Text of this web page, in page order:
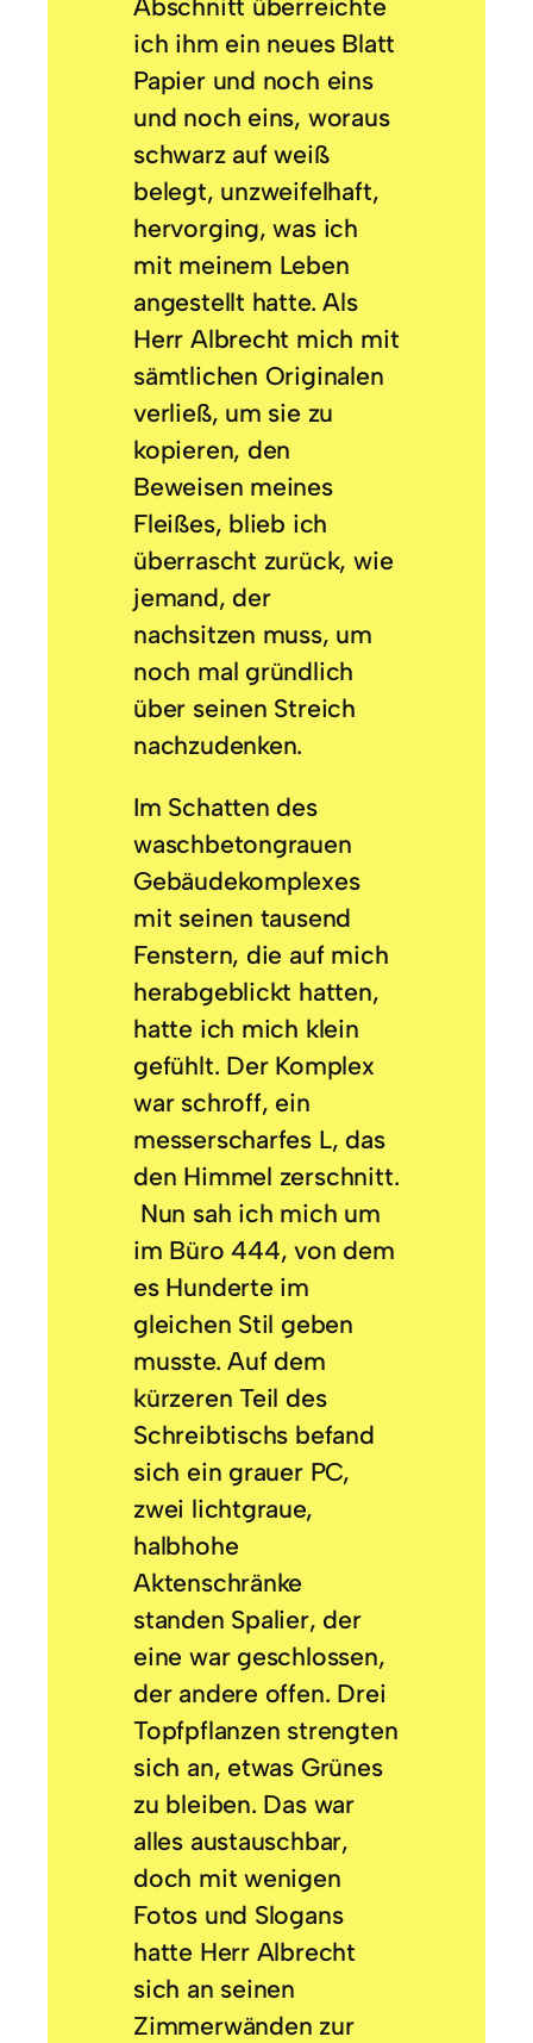
Abschnitt überreichte
ich ihm ein neues Blatt
Papier und noch eins
und noch eins, woraus
schwarz auf weiß
belegt, unzweifelhaft,
hervorging, was ich
mit meinem Leben
angestellt hatte. Als
Herr Albrecht mich mit
sämtlichen Originalen
verließ, um sie zu
kopieren, den
Beweisen meines
Fleißes, blieb ich
überrascht zurück, wie
jemand, der
nachsitzen muss, um
noch mal gründlich
über seinen Streich
nachzudenken.
Im Schatten des
waschbetongrauen
Gebäudekomplexes
mit seinen tausend
Fenstern, die auf mich
herabgeblickt hatten,
hatte ich mich klein
gefühlt. Der Komplex
war schroff, ein
messerscharfes L, das
den Himmel zerschnitt.
Nun sah ich mich um
im Büro 444, von dem
es Hunderte im
gleichen Stil geben
musste. Auf dem
kürzeren Teil des
Schreibtischs befand
sich ein grauer PC,
zwei lichtgraue,
halbhohe
Aktenschränke
standen Spalier, der
eine war geschlossen,
der andere offen. Drei
Topfpflanzen strengten
sich an, etwas Grünes
zu bleiben. Das war
alles austauschbar,
doch mit wenigen
Fotos und Slogans
hatte Herr Albrecht
sich an seinen
Zimmerwänden zur